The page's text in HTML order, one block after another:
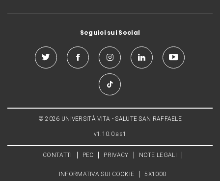
Seguici sui Social
© 2026 UNIVERSITÀ VITA - SALUTE SAN RAFFAELE
v1.10.0.as1
CONTATTI PEC PRIVACY NOTE LEGALI
INFORMATIVA SUI COOKIE 5X1000